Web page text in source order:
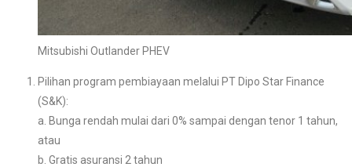
Mitsubishi Outlander PHEV
Pilihan program pembiayaan melalui PT Dipo Star Finance
(S&K):
a. Bunga rendah mulai dari 0% sampai dengan tenor 1 tahun,
atau
b. Gratis asuransi 2 tahun